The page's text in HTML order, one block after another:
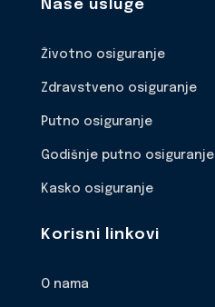
Naše usluge
Životno osiguranje
Zdravstveno osiguranje
Putno osiguranje
Godišnje putno osiguranje
Kasko osiguranje
Korisni linkovi
O nama